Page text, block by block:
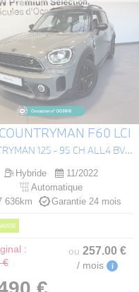
F60 LCI
COUNTRYMAN 125 - 95 CH ALL4 BVA6 COOPER SE EDITION PREMIUM PLUS
Hybride
11/2022
Automatique
636km
Garantie 24 mois
:
€
ou257.00 €
/ mois i